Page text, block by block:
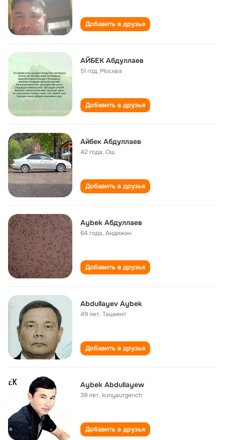
Добавить в друзья
АЙБЕК Абдуллаев
51 год, Москва
Добавить в друзья
Айбек Абдуллаев
42 года,Ош
Добавить в друзья
Aybek Абдуллаев
64 года,Андижан
Добавить в друзья
Abdullayev Aybek
49 лет,Ташкент
Добавить в друзья
Aybek Abdullayew
39 лет,kunyaurgench
Добавить в друзья